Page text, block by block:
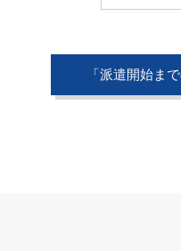
「派遣開始ま